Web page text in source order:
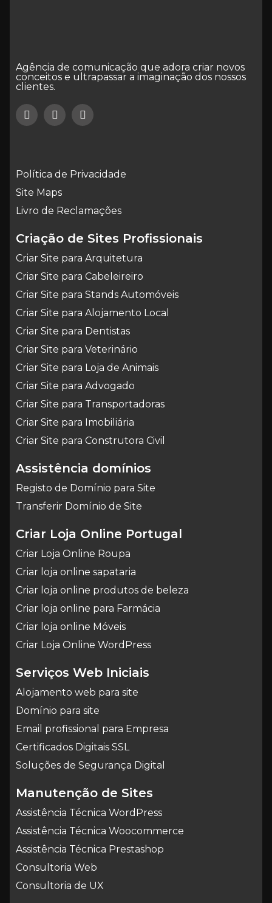
Agência de comunicação que adora criar novos
conceitos e ultrapassar a imaginação dos nossos
clientes.
Política de Privacidade
Site Maps
Livro de Reclamações
Criação de Sites Profissionais
Criar Site para Arquitetura
Criar Site para Cabeleireiro
Criar Site para Stands Automóveis
Criar Site para Alojamento Local
Criar Site para Dentistas
Criar Site para Veterinário
Criar Site para Loja de Animais
Criar Site para Advogado
Criar Site para Transportadoras
Criar Site para Imobiliária
Criar Site para Construtora Civil
Assistência domínios
Registo de Domínio para Site
Transferir Domínio de Site
Criar Loja Online Portugal
Criar Loja Online Roupa
Criar loja online sapataria
Criar loja online produtos de beleza
Criar loja online para Farmácia
Criar loja online Móveis
Criar Loja Online WordPress
Serviços Web Iniciais
Alojamento web para site
Domínio para site
Email profissional para Empresa
Certificados Digitais SSL
Soluções de Segurança Digital
Manutenção de Sites
Assistência Técnica WordPress
Assistência Técnica Woocommerce
Assistência Técnica Prestashop
Consultoria Web
Consultoria de UX